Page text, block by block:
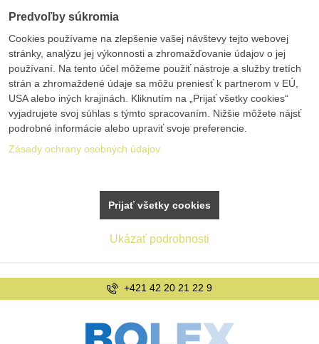
+421 42 20 21 22 9
Predvoľby súkromia
Cookies používame na zlepšenie vašej návštevy tejto webovej
stránky, analýzu jej výkonnosti a zhromažďovanie údajov o jej
používaní. Na tento účel môžeme použiť nástroje a služby tretích
strán a zhromaždené údaje sa môžu preniesť k partnerom v EÚ,
USA alebo iných krajinách. Kliknutím na „Prijať všetky cookies“
vyjadrujete svoj súhlas s týmto spracovaním. Nižšie môžete nájsť
podrobné informácie alebo upraviť svoje preferencie.
Zásady ochrany osobných údajov
Ukázať podrobnosti
Prijať všetky cookies